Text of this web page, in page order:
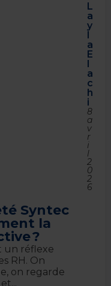
L
a
y
l
a
E
l
a
c
h
i
8
a
v
r
i
l
2
0
2
6
Syntec
la
?
un réflexe
RH. On
on regarde